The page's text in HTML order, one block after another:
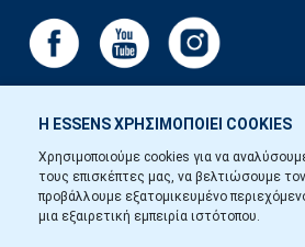
Η ESSENS ΧΡΗΣΙΜΟΠΟΙΕΙ COOKIES
Χρησιμοποιούμε cookies για να
τους επισκέπτες μας, να βελτιώσουμε
προβάλλουμε εξατομικευμένο
μια εξαιρετική εμπειρία ιστότοπου.